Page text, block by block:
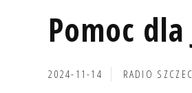
Pomoc
2024-11-14 RADIO